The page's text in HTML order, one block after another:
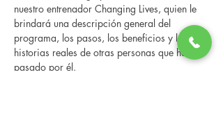
nuestro entrenador Changing Lives, quien le
brindará una descripción general del
programa, los pasos, los beneficios y las
historias reales de otras personas que han
pasado por él.